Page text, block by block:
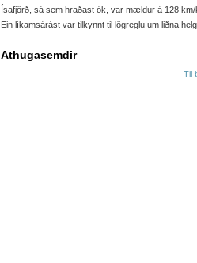
Ísafjörð, sá sem hraðast ók, var mældur á 128
Ein líkamsárást var tilkynnt til lögreglu um liðna
Athugasemdir
Til